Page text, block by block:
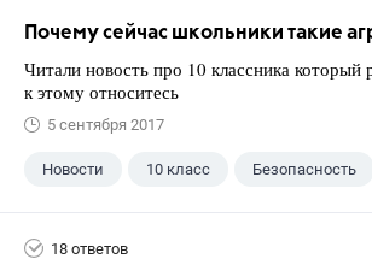
Почему сейчас школьники такие
Читали новость про 10 классника который
к этому относитесь
5 сентября 2017
Новости 10 класс Безопасность
18 ответов